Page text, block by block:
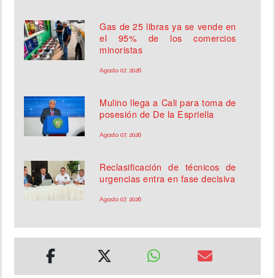
Gas de 25 libras ya se vende en
el 95% de los comercios
minoristas
Agosto 07, 2026
Mulino llega a Cali para toma de
posesión de De la Espriella
Agosto 07, 2026
Reclasificación de técnicos de
urgencias entra en fase decisiva
Agosto 07, 2026